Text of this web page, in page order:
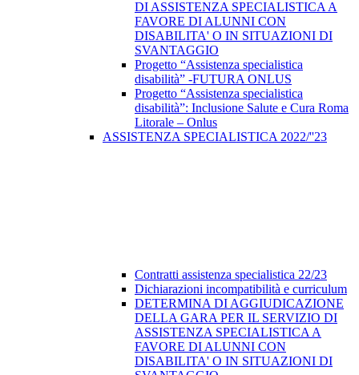
DI ASSISTENZA SPECIALISTICA A
FAVORE DI ALUNNI CON
DISABILITA' O IN SITUAZIONI DI
SVANTAGGIO
Progetto “Assistenza specialistica
disabilità” -FUTURA ONLUS
Progetto “Assistenza specialistica
disabilità”: Inclusione Salute e Cura Roma
Litorale – Onlus
ASSISTENZA SPECIALISTICA 2022/''23
Contratti assistenza specialistica 22/23
Dichiarazioni incompatibilità e curriculum
DETERMINA DI AGGIUDICAZIONE
DELLA GARA PER IL SERVIZIO DI
ASSISTENZA SPECIALISTICA A
FAVORE DI ALUNNI CON
DISABILITA' O IN SITUAZIONI DI